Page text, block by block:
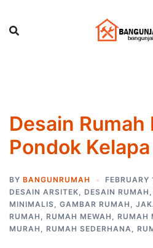
content
Desain
Pondok Kelapa
BY BANGUNRUMAH
DESAIN ARSITEK, DESAIN RUMAH ,
MINIMALIS, GAMBAR RUMAH ,
RUMAH , RUMAH MEWAH , RUMAH
MURAH , RUMAH SEDERHANA,